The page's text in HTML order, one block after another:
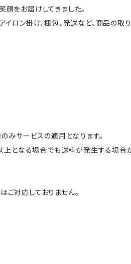
をお届けしてきました。
ロン掛け、梱包、発送など、商品の取
サービスの適用となります。
となる場合でも送料が発生する場合が
対応しておりません。